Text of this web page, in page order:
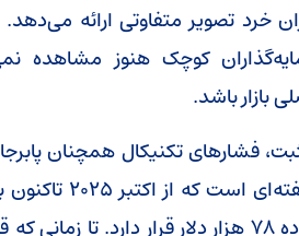
خرد تصویر متفاوتی ارائه
کوچک هنوز مشاهده
بازار باشد.
فشار‌های تکنیکال همچنان
میانگین متحرک
کرده و در حال حاضر در محدوده ۷۸ هزار دلار